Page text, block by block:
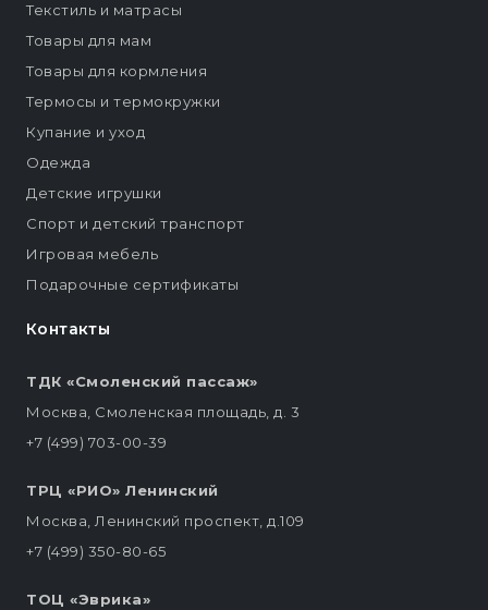
Контакты
ТДК «Смоленский пассаж»
Москва, Смоленская площадь, д. 3
+7 (499) 703-00-39
ТРЦ «РИО» Ленинский
Москва, Ленинский проспект, д.109
+7 (499) 350-80-65
ТОЦ «Эврика»
Текстиль и матрасы
Товары для мам
Товары для кормления
Термосы и термокружки
Купание и уход
Одежда
Детские игрушки
Спорт и детский транспорт
Игровая мебель
Подарочные сертификаты